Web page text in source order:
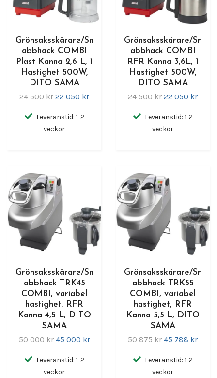
Grönsaksskärare/Sn
abbhack COMBI
Plast Kanna 2,6 L, 1
Hastighet 500W,
DITO SAMA
24 500 kr 22 050 kr
Leveranstid: 1-2
veckor
Grönsaksskärare/Sn
abbhack COMBI
RFR Kanna 3,6L, 1
Hastighet 500W,
DITO SAMA
24 500 kr 22 050 kr
Leveranstid: 1-2
veckor
Grönsaksskärare/Sn
abbhack TRK45
COMBI, variabel
hastighet, RFR
Kanna 4,5 L, DITO
SAMA
50 000 kr 45 000 kr
Leveranstid: 1-2
veckor
Grönsaksskärare/Sn
abbhack TRK55
COMBI, variabel
hastighet, RFR
Kanna 5,5 L, DITO
SAMA
50 875 kr 45 788 kr
Leveranstid: 1-2
veckor